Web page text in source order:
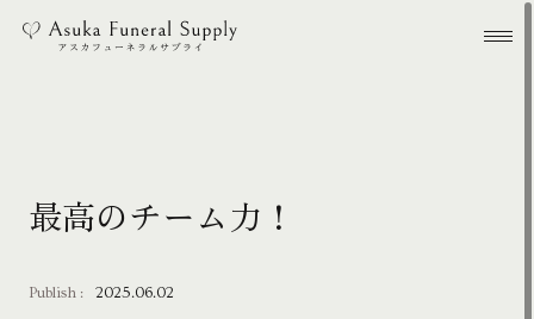
メ
最高のチーム力！
Publish : 2025.06.02